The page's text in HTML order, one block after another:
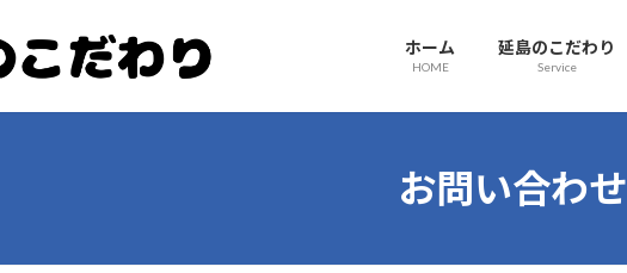
ホーム
HOME
延島のこだわり
Service
お問い合わせ